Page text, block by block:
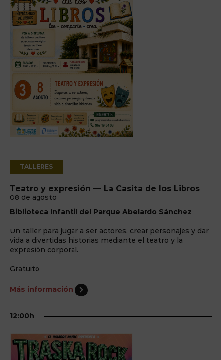
TALLERES
Teatro y expresión — La Casita de los Libros
08 de agosto
Biblioteca Infantil del Parque Abelardo Sánchez
Un taller para jugar a ser actores, crear personajes y dar
vida a divertidas historias mediante el teatro y la
expresión corporal.
Gratuito
Más información
12:00h